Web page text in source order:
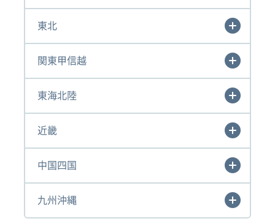
東北
関東甲信越
東海北陸
近畿
中国四国
九州沖縄